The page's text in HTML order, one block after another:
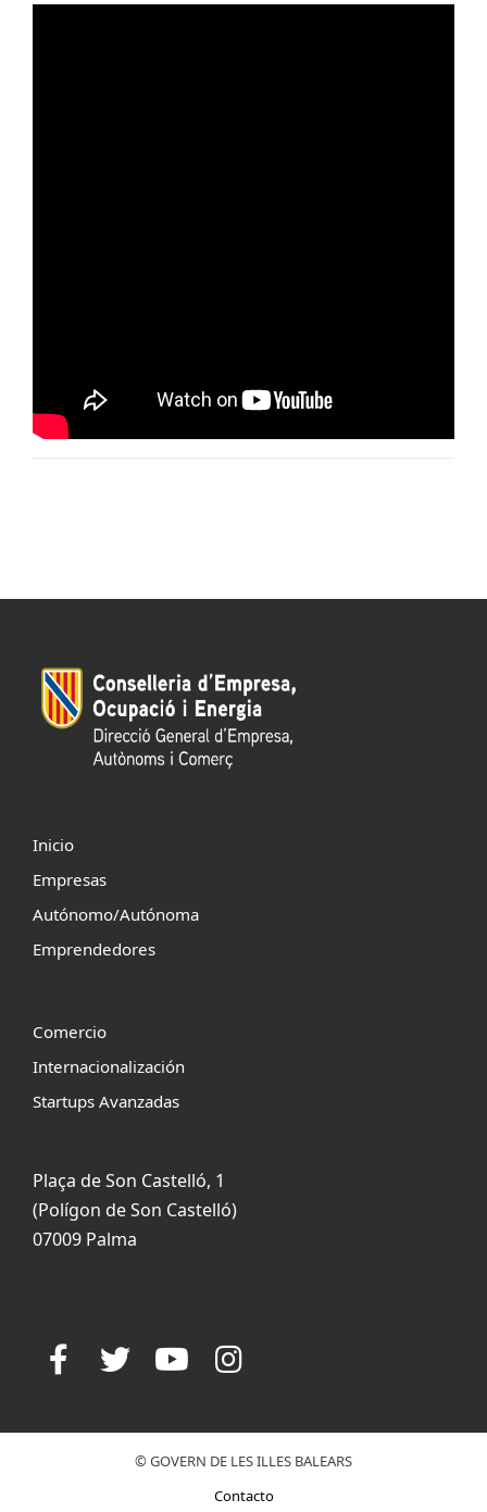
Inicio
Empresas
Autónomo/Autónoma
Emprendedores
Comercio
Internacionalización
Startups Avanzadas
Plaça de Son Castelló, 1
(Polígon de Son Castelló)
07009 Palma
© GOVERN DE LES ILLES BALEARS
Contacto